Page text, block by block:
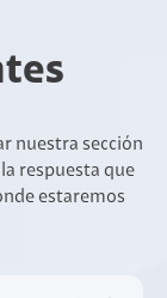
nuestra sección
respuesta que
estaremos